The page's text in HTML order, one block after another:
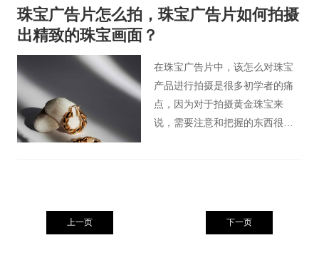
今天就来为大家介绍下影视广告
制作的流程是怎样的？影视广告
珠宝广告片怎么拍，珠宝广告片如何拍摄
出精致的珠宝画面？
在珠宝广告片中，该怎么对珠宝
产品进行拍摄是很多初学者的痛
点，因为对于拍摄黄金珠宝来
说，需要注意和把握的东西很
制光线就成了珠宝广告片摄影的
上一页 下一页